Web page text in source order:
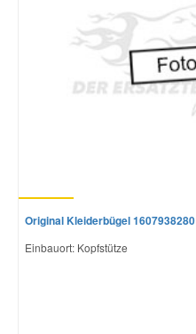
Original Kleiderbügel 1607938280
Einbauort: Kopfstütze